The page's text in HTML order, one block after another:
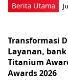
Berita Utama
Transformasi
Layanan,
Titanium
Awards 2026